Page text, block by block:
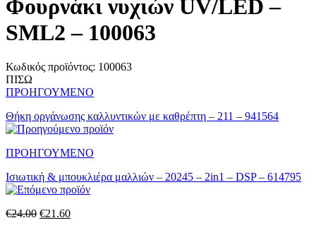
Φουρνάκι νυχιών UV/LED –
SML2 – 100063
Κωδικός προϊόντος: 100063
ΠΙΣΩ
ΠΡΟΗΓΟΥΜΕΝΟ
Θήκη οργάνωσης καλλυντικών με καθρέπτη – 211 – 941564
ΠΡΟΗΓΟΥΜΕΝΟ
Ισιωτική & μπουκλιέρα μαλλιών – 20245 – 2in1 – DSP – 614795
€24.00 Original
€21.60Η